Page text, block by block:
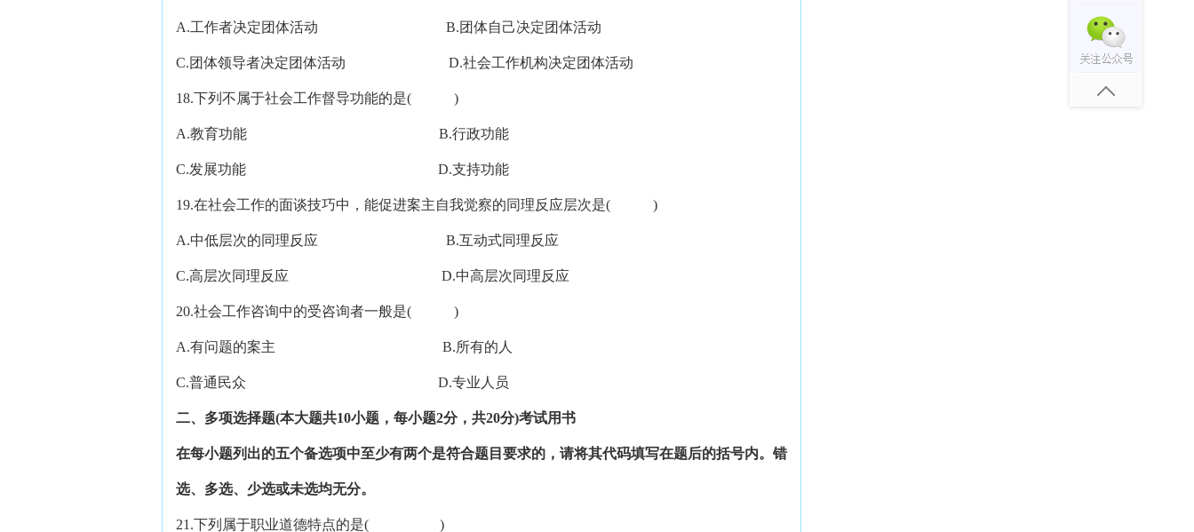
A.工作者决定团体活动 B.团体自己决定团体活动
C.团体领导者决定团体活动 D.社会工作机构决定团体活动
18.下列不属于社会工作督导功能的是( )
A.教育功能 B.行政功能
C.发展功能 D.支持功能
19.在社会工作的面谈技巧中，能促进案主自我觉察的同理反应层次是( )
A.中低层次的同理反应 B.互动式同理反应
C.高层次同理反应 D.中高层次同理反应
20.社会工作咨询中的受咨询者一般是( )
A.有问题的案主 B.所有的人
C.普通民众 D.专业人员
二、多项选择题(本大题共10小题，每小题2分，共20分)考试用书
在每小题列出的五个备选项中至少有两个是符合题目要求的，请将其代码填写在题后的括号内。错
选、多选、少选或未选均无分。
21.下列属于职业道德特点的是( )